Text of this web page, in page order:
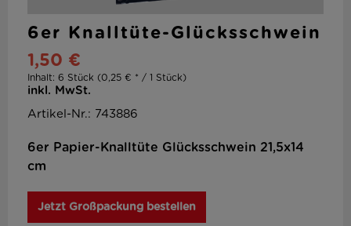
6er Knalltüte-Glücksschwein
1,50 €
Inhalt: 6 Stück (0,25 € * / 1 Stück)
inkl. MwSt.
Artikel-Nr.: 743886
6er Papier-Knalltüte Glücksschwein 21,5x14
cm
Jetzt Großpackung bestellen